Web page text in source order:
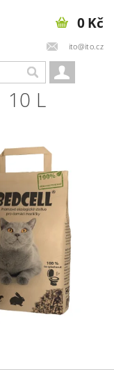
ito@ito.cz
0 Kč
10 L